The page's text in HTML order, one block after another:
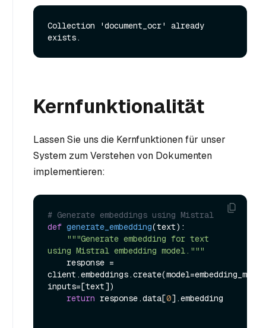
Collection 'document_ocr' already
Kernfunktionalität
Lassen Sie uns die Kernfunktionen für unser
System zum Verstehen von Dokumenten
implementieren:
# Generate embeddings using Mistral
def generate_embedding(text):
"""Generate embedding for text
using Mistral embedding model."""
inputs=[text])
return response.data[0].embedding